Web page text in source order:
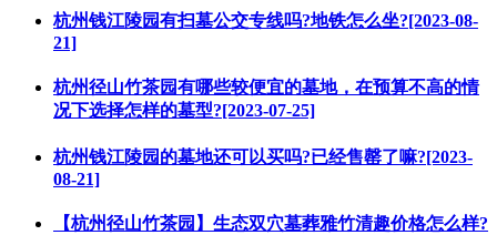
杭州钱江陵园有扫墓公交专线吗?地铁怎么坐?[2023-08-
21]
杭州径山竹茶园有哪些较便宜的墓地，在预算不高的情
况下选择怎样的墓型?[2023-07-25]
杭州钱江陵园的墓地还可以买吗?已经售罄了嘛?[2023-
08-21]
【杭州径山竹茶园】生态双穴墓葬雅竹清趣价格怎么样?